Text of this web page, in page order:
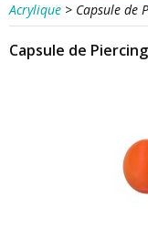
Acrylique > Capsule de
Capsule de